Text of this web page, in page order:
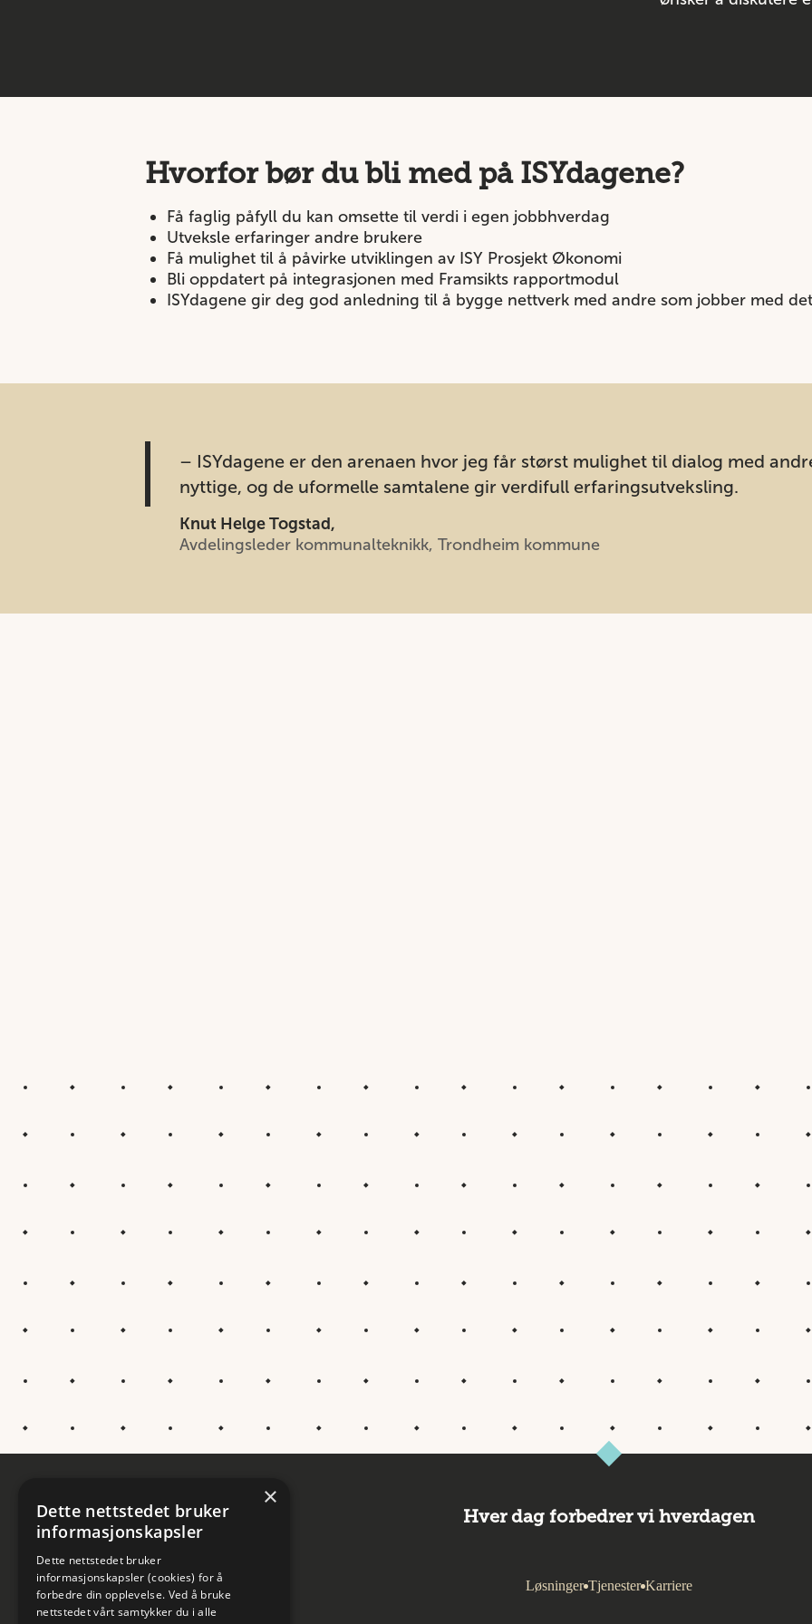
Hvorfor bør du bli med på ISYdagene?
Få faglig påfyll du kan omsette til verdi i egen jobbhverdag
Utveksle erfaringer andre brukere
Få mulighet til å påvirke utviklingen av ISY Prosjekt Økonomi
Bli oppdatert på integrasjonen med Framsikts rapportmodul
ISYdagene gir deg god anledning til å bygge nettverk med andre som jobber med
– ISYdagene er den arenaen hvor jeg får størst mulighet til dialog med
nyttige, og de uformelle samtalene gir verdifull erfaringsutveksling.
Knut Helge Togstad,
Avdelingsleder kommunalteknikk, Trondheim kommune
Hver dag forbedrer vi hverdagen
Løsninger Tjenester Karriere
×
Dette nettstedet bruker
informasjonskapsler
Dette nettstedet bruker
informasjonskapsler (cookies) for å
forbedre din opplevelse. Ved å bruke
nettstedet vårt samtykker du i alle